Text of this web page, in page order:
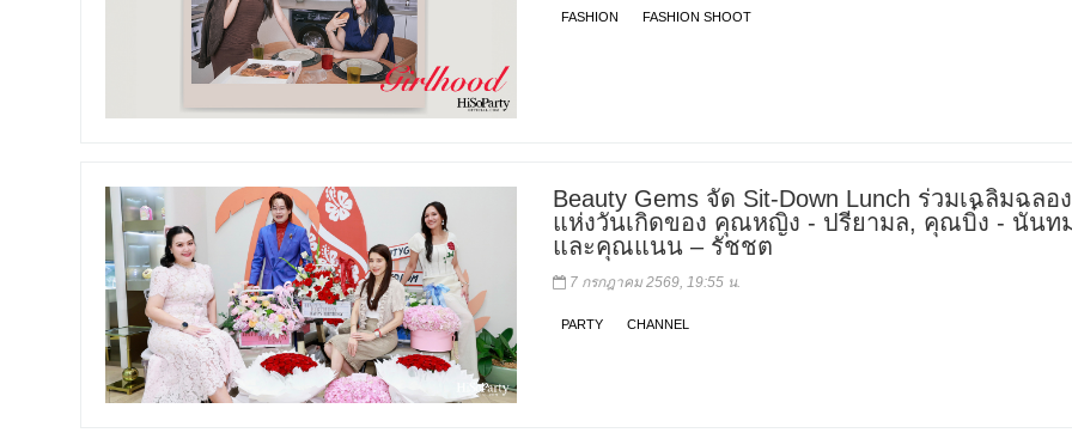
FASHION FASHION SHOOT
Beauty Gems จัด Sit-Down Lunch ร่วมเฉลิมฉลอ
แห่งวันเกิดของ คุณหญิง - ปรียามล, คุณบิ๋ง - นันท
และคุณแนน – รัชชต
7 กรกฎาคม 2569, 19:55 น.
PARTY CHANNEL